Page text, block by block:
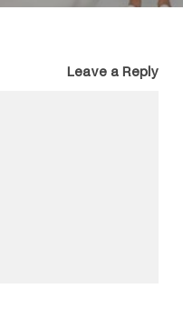
Leave a Reply